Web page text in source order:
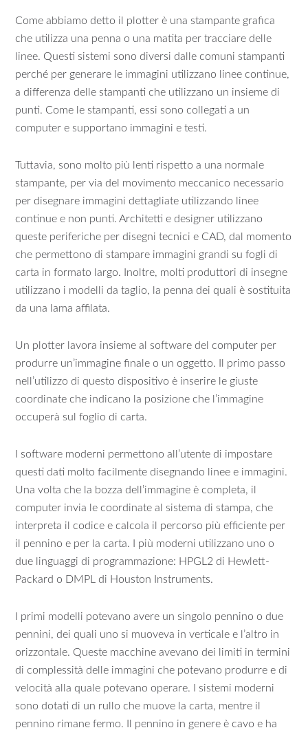
Come abbiamo detto il plotter è una stampante grafica
che utilizza una penna o una matita per tracciare delle
linee. Questi sistemi sono diversi dalle comuni stampanti
perché per generare le immagini utilizzano linee continue,
a differenza delle stampanti che utilizzano un insieme di
punti. Come le stampanti, essi sono collegati a un
computer e supportano immagini e testi.
Tuttavia, sono molto più lenti rispetto a una normale
stampante, per via del movimento meccanico necessario
per disegnare immagini dettagliate utilizzando linee
continue e non punti. Architetti e designer utilizzano
queste periferiche per disegni tecnici e CAD, dal momento
che permettono di stampare immagini grandi su fogli di
carta in formato largo. Inoltre, molti produttori di insegne
utilizzano i modelli da taglio, la penna dei quali è sostituita
da una lama affilata.
Un plotter lavora insieme al software del computer per
produrre un’immagine finale o un oggetto. Il primo passo
nell’utilizzo di questo dispositivo è inserire le giuste
coordinate che indicano la posizione che l’immagine
occuperà sul foglio di carta.
I software moderni permettono all’utente di impostare
questi dati molto facilmente disegnando linee e immagini.
Una volta che la bozza dell’immagine è completa, il
computer invia le coordinate al sistema di stampa, che
interpreta il codice e calcola il percorso più efficiente per
il pennino e per la carta. I più moderni utilizzano uno o
due linguaggi di programmazione: HPGL2 di Hewlett-
Packard o DMPL di Houston Instruments.
I primi modelli potevano avere un singolo pennino o due
pennini, dei quali uno si muoveva in verticale e l’altro in
orizzontale. Queste macchine avevano dei limiti in termini
di complessità delle immagini che potevano produrre e di
velocità alla quale potevano operare. I sistemi moderni
sono dotati di un rullo che muove la carta, mentre il
pennino rimane fermo. Il pennino in genere è cavo e ha